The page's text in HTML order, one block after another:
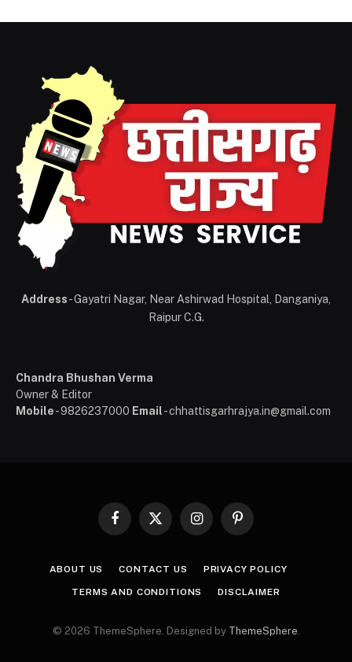
Address- Gayatri Nagar, Near Ashirwad Hospital, Danganiya,
Raipur C.G.
Chandra Bhushan Verma
Owner & Editor
Mobile- 9826237000 Email- chhattisgarhrajya.in@gmail.com
Facebook
X
InstagramPinterest
ABOUT US CONTACT US PRIVACY POLICY
TERMS AND CONDITIONS DISCLAIMER
© 2026 ThemeSphere. Designed by ThemeSphere